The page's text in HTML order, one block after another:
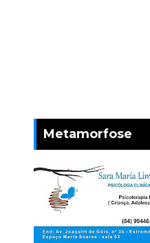
Metamorfose